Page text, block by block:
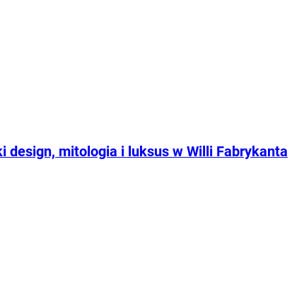
design, mitologia i luksus w Willi Fabrykanta